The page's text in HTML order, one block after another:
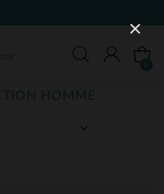
HOMME